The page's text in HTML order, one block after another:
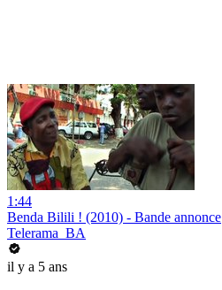
1:44
Benda Bilili ! (2010) - Bande annonce
Telerama_BA
il y a 5 ans